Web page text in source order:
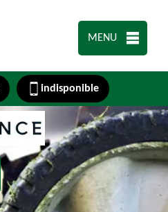
MENU
indisponible